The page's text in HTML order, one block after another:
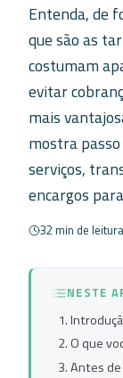
Entenda, de
que são as
costumam
evitar
mais
mostra
serviços,
encargos
32 min de leitura
NESTE
O que
Antes de